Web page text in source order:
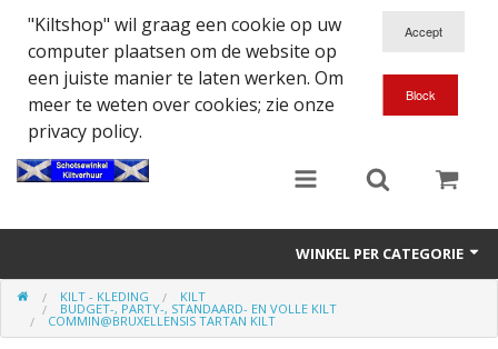
"Kiltshop" wil graag een cookie op uw
computer plaatsen om de website op
een juiste manier te laten werken. Om
meer te weten over cookies; zie onze
privacy policy.
WINKEL PER CATEGORIE
AccessoiresKILT - KLEDING KILT
BUDGET-, PARTY-, STANDAARD- EN VOLLE KILT
COMMIN@BRUXELLENSIS TARTAN KILT